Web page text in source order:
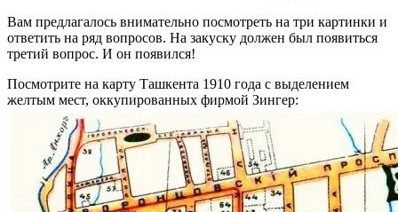
Вам предлагалось внимательно посмотреть на три картинки и
ответить на ряд вопросов. На закуску должен был появиться
третий вопрос. И он появился!
Посмотрите на карту Ташкента 1910 года с выделением
желтым мест, оккупированных фирмой Зингер: